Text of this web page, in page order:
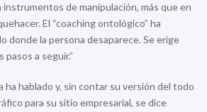
de manipulación, más que en
El “coaching ontológico” ha
donde la persona desaparece. Se erige
pasos a seguir.”
ha hablado y, sin contar su versión del todo
para su sitio empresarial, se dice